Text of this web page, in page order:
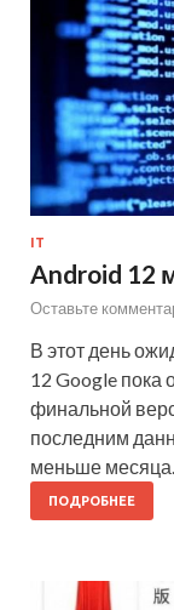
IT
Android 12
Оставьте
В этот день
12 Google пока
финальной
последним
меньше месяца.
ПОДРОБНЕЕ